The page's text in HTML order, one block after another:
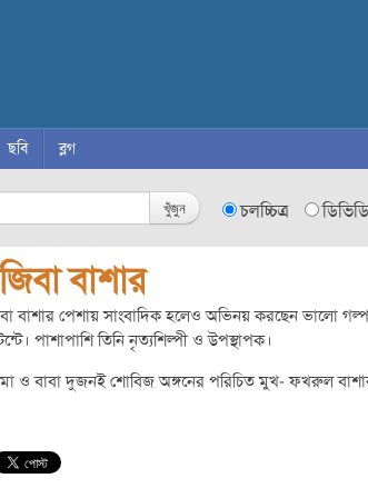
ছবি ব্লগ
খুঁজুন চলচ্চিত্র ডিভিডি
বাশার
বাশার পেশায় সাংবাদিক হলেও অভিনয় করছেন ভালো গল্প
পাশাপাশি তিনি নৃত্যশিল্পী ও উপস্থাপক।
ও বাবা দুজনই শোবিজ অঙ্গনের পরিচিত মুখ- ফখরুল